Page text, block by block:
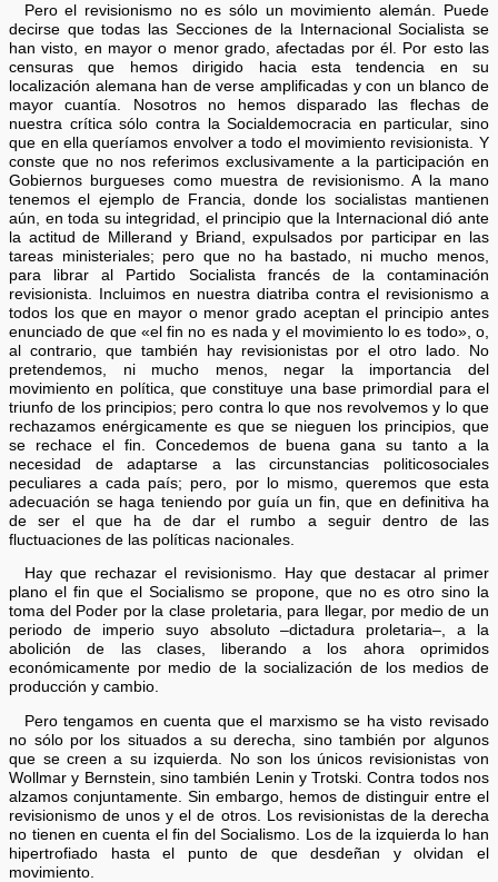
Pero el revisionismo no es sólo un movimiento alemán. Puede
decirse que todas las Secciones de la Internacional Socialista se
han visto, en mayor o menor grado, afectadas por él. Por esto las
censuras que hemos dirigido hacia esta tendencia en su
localización alemana han de verse amplificadas y con un blanco de
mayor cuantía. Nosotros no hemos disparado las flechas de
nuestra crítica sólo contra la Socialdemocracia en particular, sino
que en ella queríamos envolver a todo el movimiento revisionista. Y
conste que no nos referimos exclusivamente a la participación en
Gobiernos burgueses como muestra de revisionismo. A la mano
tenemos el ejemplo de Francia, donde los socialistas mantienen
aún, en toda su integridad, el principio que la Internacional dió ante
la actitud de Millerand y Briand, expulsados por participar en las
tareas ministeriales; pero que no ha bastado, ni mucho menos,
para librar al Partido Socialista francés de la contaminación
revisionista. Incluimos en nuestra diatriba contra el revisionismo a
todos los que en mayor o menor grado aceptan el principio antes
enunciado de que «el fin no es nada y el movimiento lo es todo», o,
al contrario, que también hay revisionistas por el otro lado. No
pretendemos, ni mucho menos, negar la importancia del
movimiento en política, que constituye una base primordial para el
triunfo de los principios; pero contra lo que nos revolvemos y lo que
rechazamos enérgicamente es que se nieguen los principios, que
se rechace el fin. Concedemos de buena gana su tanto a la
necesidad de adaptarse a las circunstancias politicosociales
peculiares a cada país; pero, por lo mismo, queremos que esta
adecuación se haga teniendo por guía un fin, que en definitiva ha
de ser el que ha de dar el rumbo a seguir dentro de las
fluctuaciones de las políticas nacionales.
Hay que rechazar el revisionismo. Hay que destacar al primer
plano el fin que el Socialismo se propone, que no es otro sino la
toma del Poder por la clase proletaria, para llegar, por medio de un
periodo de imperio suyo absoluto –dictadura proletaria–, a la
abolición de las clases, liberando a los ahora oprimidos
económicamente por medio de la socialización de los medios de
producción y cambio.
Pero tengamos en cuenta que el marxismo se ha visto revisado
no sólo por los situados a su derecha, sino también por algunos
que se creen a su izquierda. No son los únicos revisionistas von
Wollmar y Bernstein, sino también Lenin y Trotski. Contra todos nos
alzamos conjuntamente. Sin embargo, hemos de distinguir entre el
revisionismo de unos y el de otros. Los revisionistas de la derecha
no tienen en cuenta el fin del Socialismo. Los de la izquierda lo han
hipertrofiado hasta el punto de que desdeñan y olvidan el
movimiento.